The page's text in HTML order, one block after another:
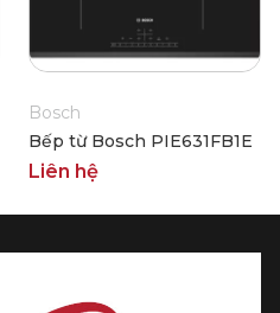
Bosch
Bếp từ Bosch PIE631FB1E
Liên hệ